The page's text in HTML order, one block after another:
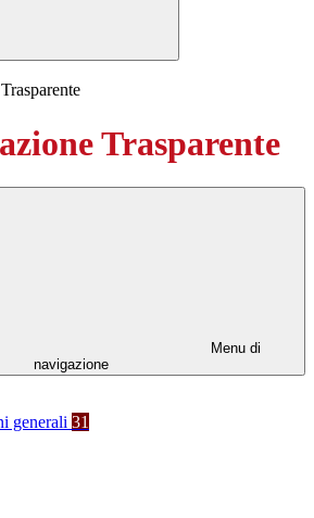
Trasparente
Menu di
navigazione
generali 31